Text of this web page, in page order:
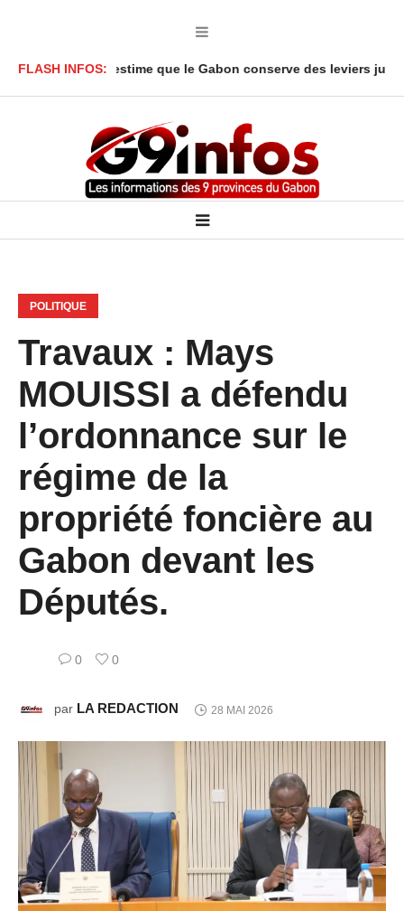
FLASH INFOS:estime que le Gabon conserve des leviers juridiques
POLITIQUE
Travaux : Mays
MOUISSI a défendu
l’ordonnance sur le
régime de la
propriété foncière au
Gabon devant les
Députés.
0 0
par LA REDACTION 28 MAI 2026